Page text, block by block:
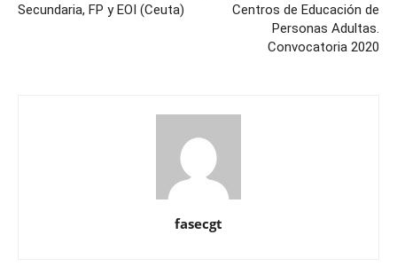
Secundaria, FP y EOI (Ceuta)
Centros de Educación de
Personas Adultas.
Convocatoria 2020
fasecgt